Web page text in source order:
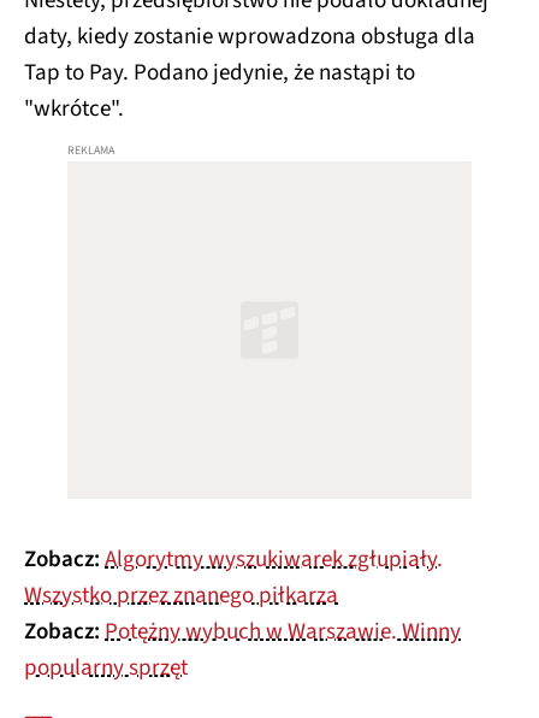
daty, kiedy zostanie wprowadzona obsługa dla
Tap to Pay. Podano jedynie, że nastąpi to
"wkrótce".
Zobacz:Algorytmy wyszukiwarek zgłupiały.
Wszystko przez znanego piłkarza
Zobacz:Potężny wybuch w Warszawie. Winny
popularny sprzęt